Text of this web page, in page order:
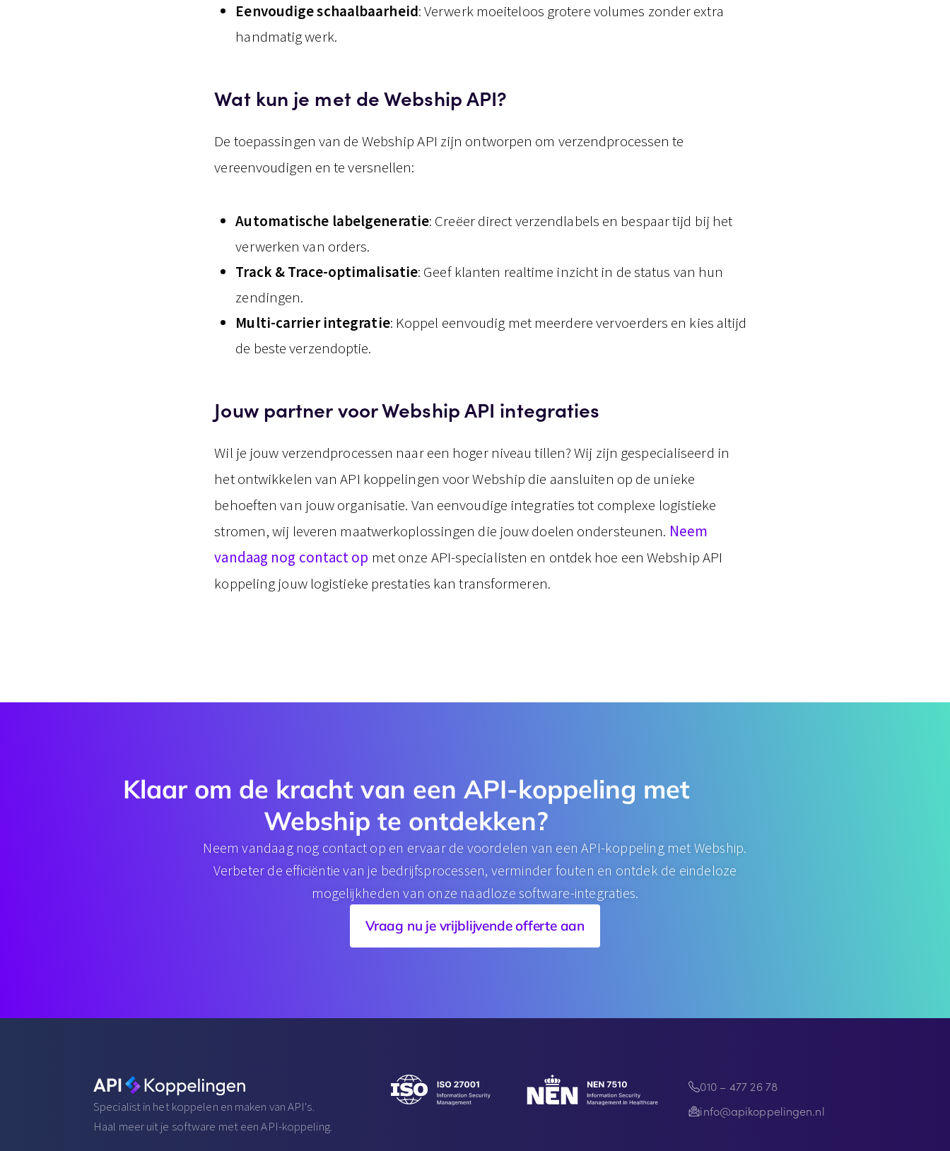
Eenvoudige schaalbaarheid: Verwerk moeiteloos grotere volumes zonder extra
handmatig werk.
Wat kun je met de Webship API?
De toepassingen van de Webship API zijn ontworpen om verzendprocessen te
vereenvoudigen en te versnellen:
Automatische labelgeneratie: Creëer direct verzendlabels en bespaar tijd bij het
verwerken van orders.
Track & Trace-optimalisatie: Geef klanten realtime inzicht in de status van hun
zendingen.
Multi-carrier integratie: Koppel eenvoudig met meerdere vervoerders en kies altijd
de beste verzendoptie.
Jouw partner voor Webship API integraties
Wil je jouw verzendprocessen naar een hoger niveau tillen? Wij zijn gespecialiseerd in
het ontwikkelen van API koppelingen voor Webship die aansluiten op de unieke
behoeften van jouw organisatie. Van eenvoudige integraties tot complexe logistieke
stromen, wij leveren maatwerkoplossingen die jouw doelen ondersteunen. Neem
vandaag nog contact op met onze API-specialisten en ontdek hoe een Webship API
koppeling jouw logistieke prestaties kan transformeren.
Klaar om de kracht van een API-koppeling​ met
Webship te ontdekken?
Neem vandaag nog contact op en ervaar de voordelen van een API-koppeling met Webship.
Verbeter de efficiëntie van je bedrijfsprocessen, verminder fouten en ontdek de eindeloze
mogelijkheden van onze naadloze software-integraties.
Vraag nu je vrijblijvende offerte aan
Specialist in het koppelen en maken van API's.
Haal meer uit je software met een API-koppeling.
010 – 477 26 78
info@apikoppelingen.nl